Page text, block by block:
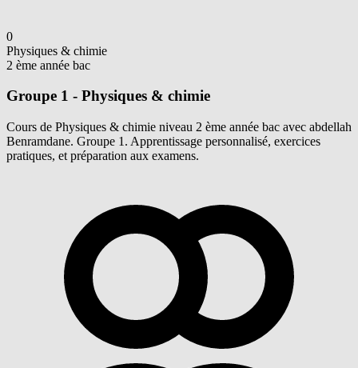
0
Physiques & chimie
2 ème année bac
Groupe 1 - Physiques & chimie
Cours de Physiques & chimie niveau 2 ème année bac avec abdellah
Benramdane. Groupe 1. Apprentissage personnalisé, exercices
pratiques, et préparation aux examens.